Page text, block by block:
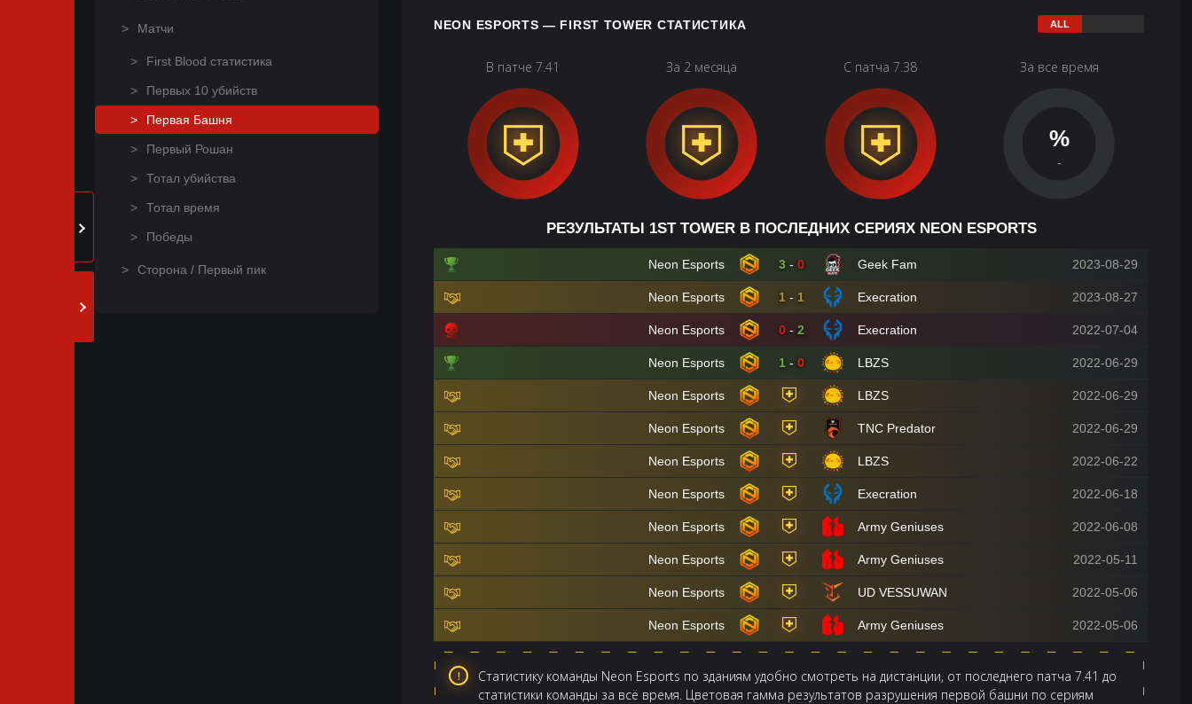
Матчи
First Blood статистика
Первых 10 убийств
Первая Башня
Первый Рошан
Тотал убийства
Тотал время
Победы
Сторона / Первый пик
NEON ESPORTS — FIRST TOWER СТАТИСТИКА
В патче 7.41 За 2 месяца С патча 7.38 За все время
%
-
РЕЗУЛЬТАТЫ 1ST TOWER В ПОСЛЕДНИХ СЕРИЯХ NEON ESPORTS
Neon Esports 3 - 0 Geek Fam 2023-08-29
Neon Esports 1 - 1 Execration 2023-08-27
Neon Esports 0 - 2 Execration 2022-07-04
Neon Esports 1 - 0 LBZS 2022-06-29
Neon Esports LBZS 2022-06-29
Neon Esports TNC Predator 2022-06-29
Neon Esports LBZS 2022-06-22
Neon Esports Execration 2022-06-18
Neon Esports Army Geniuses 2022-06-08
Neon Esports Army Geniuses 2022-05-11
Neon Esports UD VESSUWAN 2022-05-06
Neon Esports Army Geniuses 2022-05-06
Статистику команды Neon Esports по зданиям удобно смотреть на дистанции, от последнего патча 7.41 до
статистики команды за всё время. Цветовая гамма результатов разрушения первой башни по сериям